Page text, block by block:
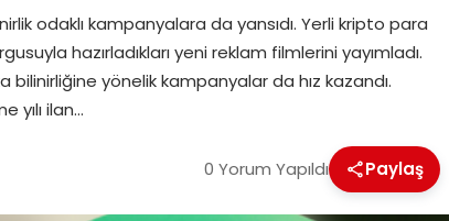
odaklı kampanyalara da yansıdı. Yerli kripto para
hazırladıkları yeni reklam filmlerini yayımladı.
yönelik kampanyalar da hız kazandı.
yılı ilan…
0 Yorum Yapıldı Paylaş